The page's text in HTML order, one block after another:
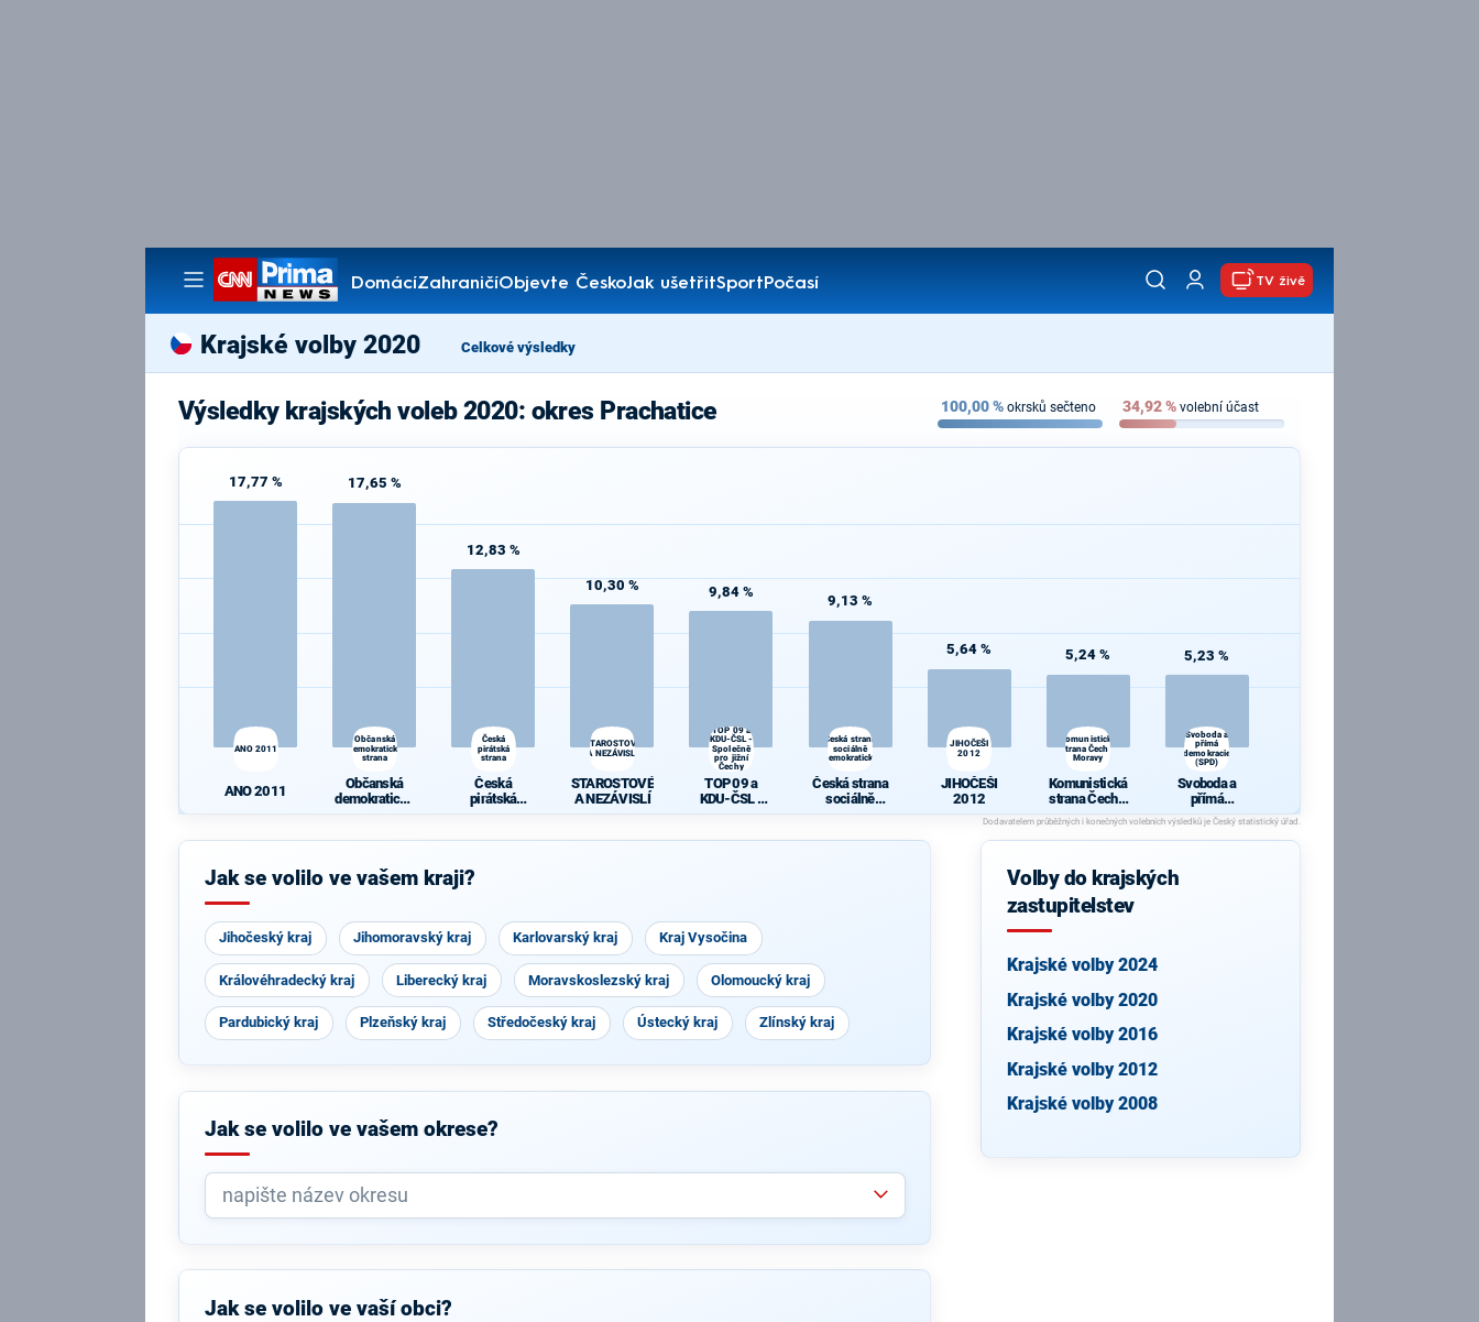
DomácíZahraničíObjevte ČeskoJak ušetřitSportPočasí
Pořady
TV živě
Krajské volby 2020 Celkové výsledky
Výsledky krajských voleb 2020: okres Prachatice 100,00% okrsků sečteno 34,92% volební účast
17,77 %
ANO 2011
ANO 2011
17,65 %
Občanská
demokratická
strana
Občanská
demokratická
12,83 %
Česká
pirátská
strana
Česká
pirátská
10,30 %
STAROSTOVÉ
A NEZÁVISLÍ
STAROSTOVÉ
A NEZÁVISLÍ
9,84 %
TOP 09 a
KDU-ČSL -
Společně
pro jižní
Čechy
TOP 09 a
KDU-ČSL -
9,13 %
Česká strana
sociálně
demokratická
Česká strana
sociálně
demokratická
5,64 %
JIHOČEŠI
2012
JIHOČEŠI
2012
5,24 %
Komunistická
strana Čech a
Moravy
Komunistická
strana Čech a
Moravy
5,23 %
Svoboda a
přímá
demokracie
(SPD)
Svoboda a
přímá
demokracie
(SPD)
Jak se volilo ve vašem kraji?
Jihočeský kraj Jihomoravský kraj Karlovarský kraj Kraj Vysočina
Královéhradecký kraj Liberecký kraj Moravskoslezský kraj Olomoucký kraj
Pardubický kraj Plzeňský kraj Středočeský kraj Ústecký kraj Zlínský kraj
Jak se volilo ve vašem okrese?
Jak se volilo ve vaší obci?
Volby do krajských
zastupitelstev
Krajské volby 2024
Krajské volby 2020
Krajské volby 2016
Krajské volby 2012
Krajské volby 2008